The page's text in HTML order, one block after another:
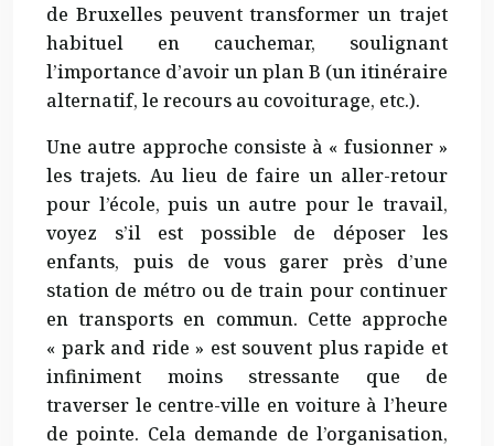
de Bruxelles peuvent transformer un trajet
habituel en cauchemar, soulignant
l’importance d’avoir un plan B (un itinéraire
alternatif, le recours au covoiturage, etc.).
Une autre approche consiste à « fusionner »
les trajets. Au lieu de faire un aller-retour
pour l’école, puis un autre pour le travail,
voyez s’il est possible de déposer les
enfants, puis de vous garer près d’une
station de métro ou de train pour continuer
en transports en commun. Cette approche
« park and ride » est souvent plus rapide et
infiniment moins stressante que de
traverser le centre-ville en voiture à l’heure
de pointe. Cela demande de l’organisation,